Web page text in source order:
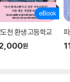
끝나는 중심일 수밖
불화 관계를 넘어서
아이들이 첫 아카시
을 차지하는 것으
은 무척 따뜻한 방
천 환생 고등학교
원